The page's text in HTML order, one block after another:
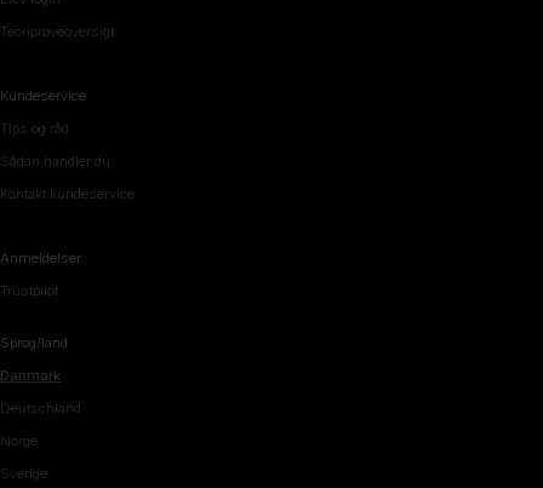
Teoriprøveoversigt
Kundeservice
Tips og råd
Sådan handler du
Kontakt kundeservice
Anmeldelser
Trustpilot
Sprog/land
Danmark
Deutschland
Norge
Sverige